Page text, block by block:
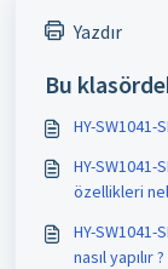
Yazdır
Bu
HY-SW1041-
HY-SW1041-
özellikleri
HY-SW1041-
nasıl yapılır ?